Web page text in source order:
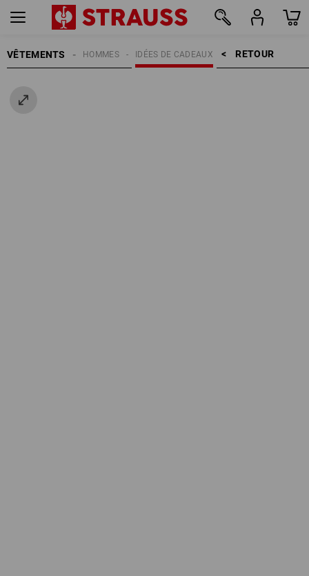
VÊTEMENTS RETOUR    >
IDÉES DE CADEAUX
HOMMES